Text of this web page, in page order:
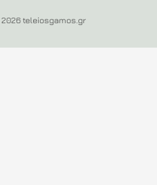
teleiosgamos.gr